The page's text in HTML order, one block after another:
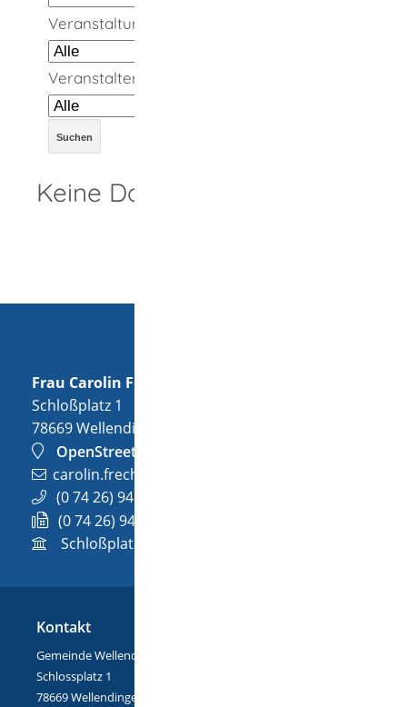
Frau Carolin Frech
Schloßplatz 1
78669Wellendingen
OpenStreetMap
carolin.frech@wellendingen.de
(07426) 94
(07426) 94
Schloßplatz 1, 78669 Wellendingen
Veranstaltungsort
Veranstalter
Keine Daten vorhanden
Kontakt
Gemeinde Wellendingen
Schlossplatz 1
78669 Wellendingen